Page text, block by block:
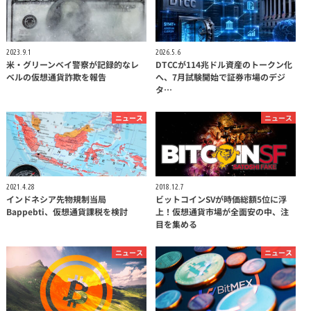
2023.9.1
米・グリーンベイ警察が記録的なレ
ベルの仮想通貨詐欺を報告
2026.5.6
DTCCが114兆ドル資産のトークン化
へ、7月試験開始で証券市場のデジ
タ…
ニュース
2021.4.28
インドネシア先物規制当局
Bappebti、仮想通貨課税を検討
ニュース
2018.12.7
ビットコインSVが時価総額5位に浮
上！仮想通貨市場が全面安の中、注
目を集める
ニュース ニュース